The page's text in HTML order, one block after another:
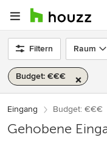
Filtern Raum
Budget: €€€
Eingang Budget: €€€
Gehobene